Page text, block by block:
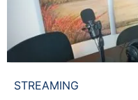
STREAMING